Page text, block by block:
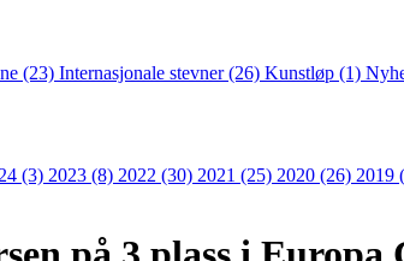
(23) Internasjonale stevner (26) Kunstløp (1)
(3) 2023 (8) 2022 (30) 2021 (25) 2020 (26) 2019